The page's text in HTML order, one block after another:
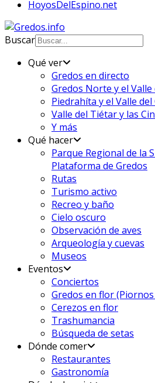
HoyosDelEspino.net
Buscar
Qué ver
Gredos en directo
Gredos Norte y el
Piedrahíta y el Valle
Valle del Tiétar y las
Y más
Qué hacer
Parque Regional de la
Plataforma de Gredos
Rutas
Turismo activo
Recreo y baño
Cielo oscuro
Observación de aves
Arqueología y cuevas
Museos
Eventos
Conciertos
Gredos en flor
Cerezos en flor
Trashumancia
Búsqueda de setas
Dónde comer
Restaurantes
Gastronomía